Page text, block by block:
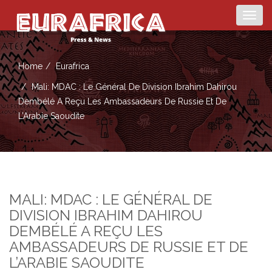
Home Eurafrica
Mali: MDAC : Le Général De Division Ibrahim Dahirou
Dembélé A Reçu Les Ambassadeurs De Russie Et De
L’Arabie Saoudite
MALI: MDAC : LE GÉNÉRAL DE
DIVISION IBRAHIM DAHIROU
DEMBÉLÉ A REÇU LES
AMBASSADEURS DE RUSSIE ET DE
L’ARABIE SAOUDITE